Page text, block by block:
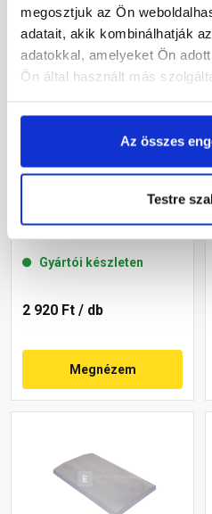
megosztjuk az Ön
adatait, akik kombinálhatják
adatokkal, amelyeket Ön
Ön által használt más
Az összes
Testre
Leier lábazati kúpos fedlap
25x49x4 cm
Gyártói készleten
2 920 Ft / db
Megnézem